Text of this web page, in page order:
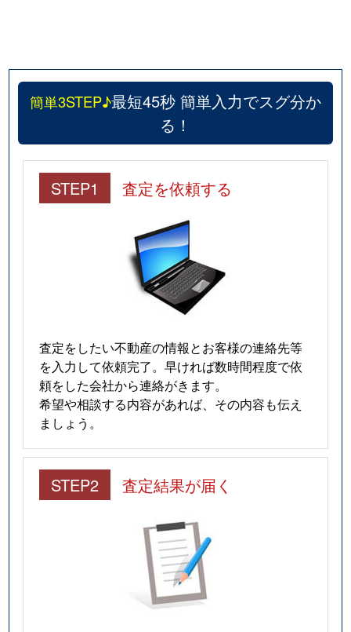
簡単3STEP♪最短45秒 簡単入力でスグ分か
る！
STEP1 査定を依頼する
査定をしたい不動産の情報とお客様の連絡先等
を入力して依頼完了。早ければ数時間程度で依
頼をした会社から連絡がきます。
希望や相談する内容があれば、その内容も伝え
ましょう。
STEP2 査定結果が届く